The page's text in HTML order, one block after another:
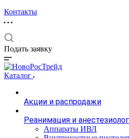
Контакты
Подать заявку
Каталог
Акции и распродажи
Реанимация и
Аппараты ИВЛ